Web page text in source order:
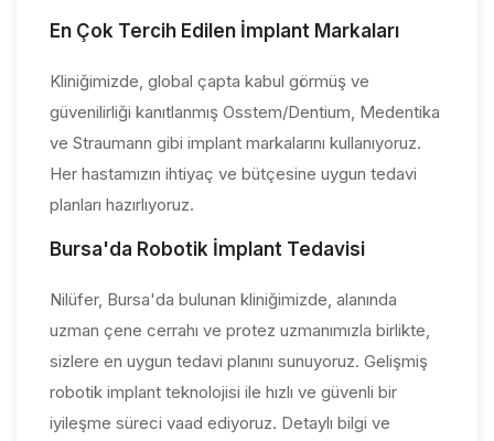
En Çok Tercih Edilen İmplant Markaları
Kliniğimizde, global çapta kabul görmüş ve
güvenilirliği kanıtlanmış Osstem/Dentium, Medentika
ve Straumann gibi implant markalarını kullanıyoruz.
Her hastamızın ihtiyaç ve bütçesine uygun tedavi
planları hazırlıyoruz.
Bursa'da Robotik İmplant Tedavisi
Nilüfer, Bursa'da bulunan kliniğimizde, alanında
uzman çene cerrahı ve protez uzmanımızla birlikte,
sizlere en uygun tedavi planını sunuyoruz. Gelişmiş
robotik implant teknolojisi ile hızlı ve güvenli bir
iyileşme süreci vaad ediyoruz. Detaylı bilgi ve